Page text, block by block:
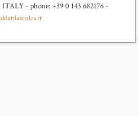
- phone: +39 0 143 682176 -